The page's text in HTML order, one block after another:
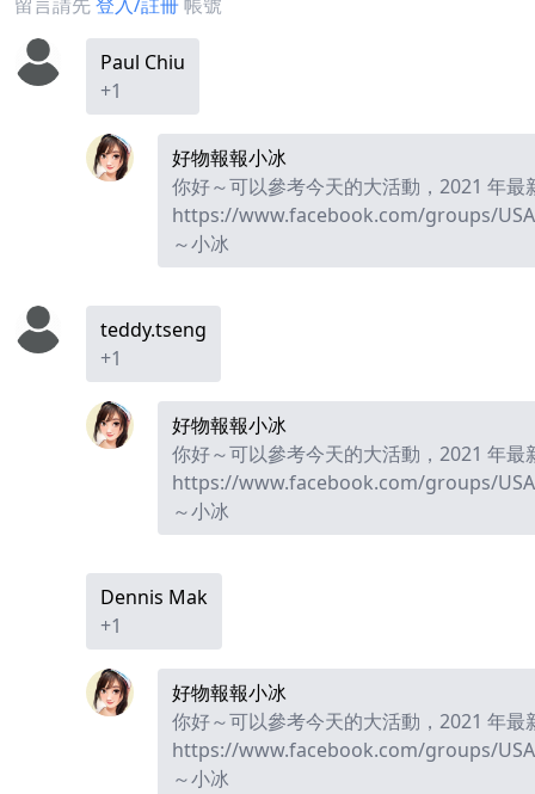
Paul Chiu
+1
好物報報小冰
你好～可以參考今天的大活動，2021 年最
https://www.facebook.com/groups/
～小冰
teddy.tseng
+1
好物報報小冰
你好～可以參考今天的大活動，2021 年最
https://www.facebook.com/groups/
～小冰
Dennis Mak
+1
好物報報小冰
你好～可以參考今天的大活動，2021 年最
https://www.facebook.com/groups/
～小冰